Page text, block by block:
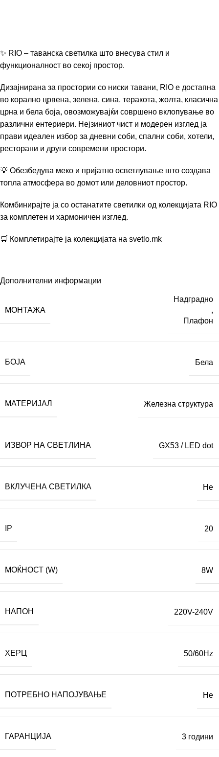
✨ RIO – таванска светилка што внесува стил и
функционалност во секој простор.
Дизајнирана за простории со ниски тавани, RIO е достапна
во корално црвена, зелена, сина, теракота, жолта, класична
црна и бела боја, овозможувајќи совршено вклопување во
различни ентериери. Нејзиниот чист и модерен изглед ја
прави идеален избор за дневни соби, спални соби, хотели,
ресторани и други современи простори.
💡 Обезбедува меко и пријатно осветлување што создава
топла атмосфера во домот или деловниот простор.
Комбинирајте ја со останатите светилки од колекцијата RIO
за комплетен и хармоничен изглед.
🛒 Комплетирајте ја колекцијата на svetlo.mk
Дополнителни информации
МОНТАЖА
Надградно
,
Плафон
БОЈА Бела
МАТЕРИЈАЛ Железна структура
ИЗВОР НА СВЕТЛИНА GX53 / LED dot
ВКЛУЧЕНА СВЕТИЛКА Не
IP 20
МОЌНОСТ (W) 8W
НАПОН 220V-240V
ХЕРЦ 50/60Hz
ПОТРЕБНО НАПОЈУВАЊЕ Не
ГАРАНЦИЈА 3 години